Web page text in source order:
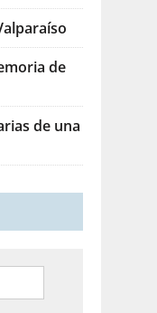
de
de una